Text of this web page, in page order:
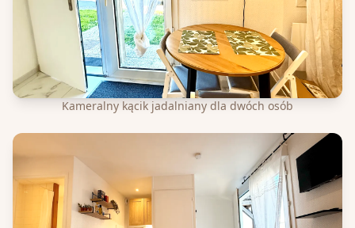
Kameralny kącik jadalniany dla dwóch osób